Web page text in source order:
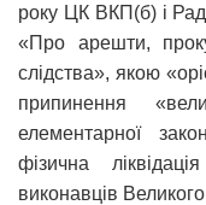
року ЦК ВКП(б) і
«Про арешти,
слідства», якою
припинення
елементарної
фізична
виконавців